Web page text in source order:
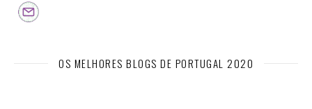
OS MELHORES BLOGS DE PORTUGAL 2020